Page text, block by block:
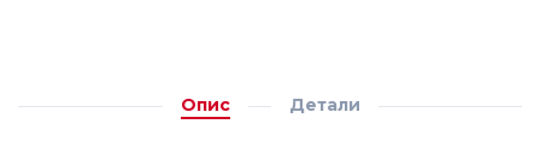
Опис Детали